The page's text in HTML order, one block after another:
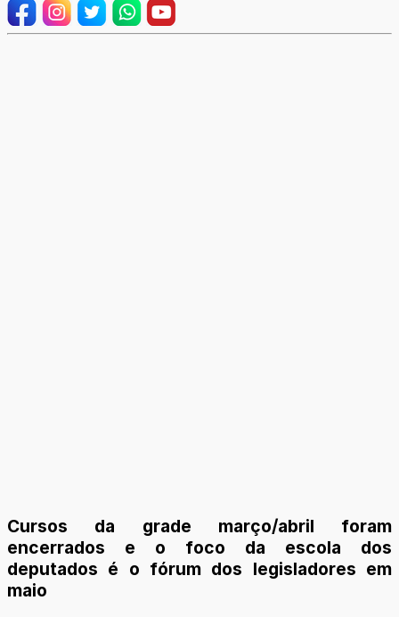
Cursos da grade março/abril foram
encerrados e o foco da escola dos
deputados é o fórum dos legisladores em
maio